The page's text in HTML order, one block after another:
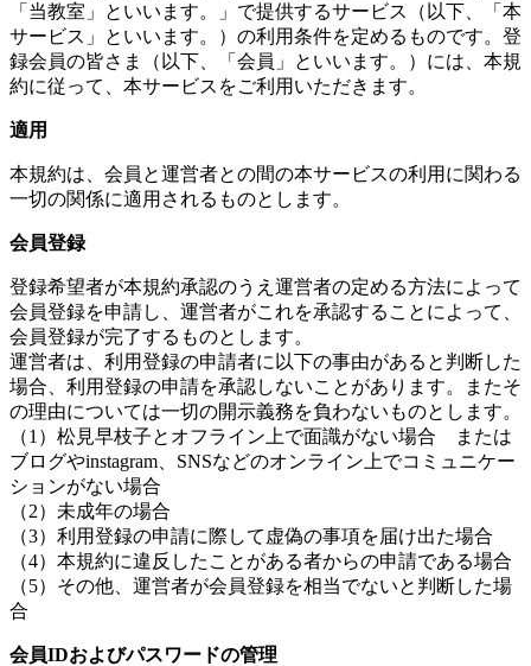
「当教室」といいます。」で提供するサービス（以下、「本
サービス」といいます。）の利用条件を定めるものです。登
録会員の皆さま（以下、「会員」といいます。）には、本規
約に従って、本サービスをご利用いただきます。
適用
本規約は、会員と運営者との間の本サービスの利用に関わる
一切の関係に適用されるものとします。
会員登録
登録希望者が本規約承認のうえ運営者の定める方法によって
会員登録を申請し、運営者がこれを承認することによって、
会員登録が完了するものとします。
運営者は、利用登録の申請者に以下の事由があると判断した
場合、利用登録の申請を承認しないことがあります。またそ
の理由については一切の開示義務を負わないものとします。
（1）松見早枝子とオフライン上で面識がない場合 または
ブログやinstagram、SNSなどのオンライン上でコミュニケー
ションがない場合
（2）未成年の場合
（3）利用登録の申請に際して虚偽の事項を届け出た場合
（4）本規約に違反したことがある者からの申請である場合
（5）その他、運営者が会員登録を相当でないと判断した場
合
会員IDおよびパスワードの管理